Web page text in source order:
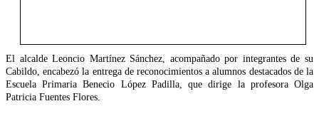
El alcalde Leoncio Martínez Sánchez, acompañado por integrantes de su
Cabildo, encabezó la entrega de reconocimientos a alumnos destacados de la
Escuela Primaria Benecio López Padilla, que dirige la profesora Olga
Patricia Fuentes Flores.